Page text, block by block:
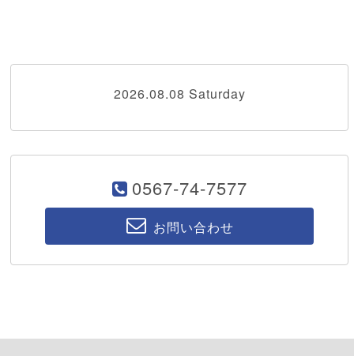
2026.08.08 Saturday
0567-74-7577
お問い合わせ